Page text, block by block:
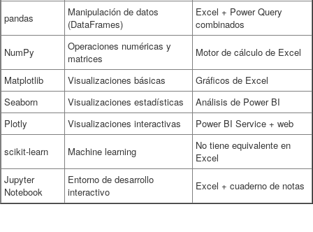
pandas
Manipulación de datos
(DataFrames)
Excel + Power Query
combinados
NumPy
Operaciones numéricas y
matrices
Motor de cálculo de Excel
Matplotlib Visualizaciones básicas
Gráficos de Excel
Seaborn
Visualizaciones estadísticas
Análisis de Power BI
Plotly
Visualizaciones interactivas Power BI Service + web
scikit-learn Machine learning
No tiene equivalente en
Excel
Jupyter
Notebook
Entorno de desarrollo
interactivo
Excel + cuaderno de notas